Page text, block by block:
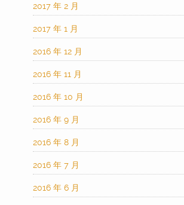
2017 年 2 月
2017 年 1 月
2016 年 12 月
2016 年 11 月
2016 年 10 月
2016 年 9 月
2016 年 8 月
2016 年 7 月
2016 年 6 月